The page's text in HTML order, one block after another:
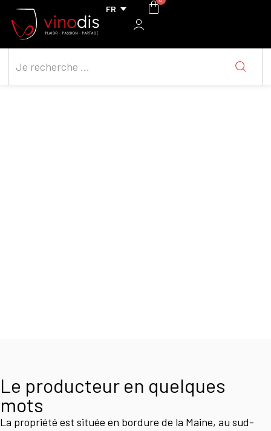
Le producteur en quelques
mots
La propriété est située en bordure de la Maine, au sud-